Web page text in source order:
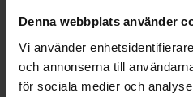
Denna webbplats använder
Vi använder
och annonserna till
för sociala medier och
enkla att föra in och att ta
Produktnummer